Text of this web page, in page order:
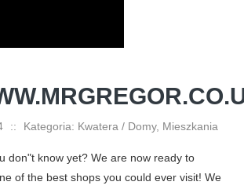
:: Kategoria: Kwatera / Domy, Mieszkania
don"t know yet? We are now ready to
of the best shops you could ever visit! We